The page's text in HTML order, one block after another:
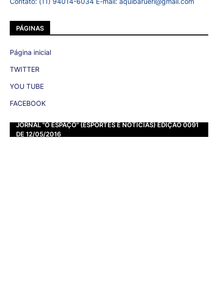
PÁGINAS
Página inicial
TWITTER
YOU TUBE
FACEBOOK
JORNAL "O ESPAÇO" (ESPORTES E NOTÍCIAS) EDIÇÃO 0091
DE 12/05/2016